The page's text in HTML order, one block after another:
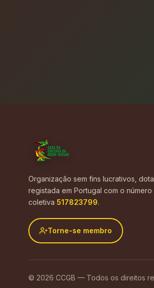
Organização sem fins lucrativos,
registada em Portugal com o
coletiva 517823799.
Torne-se membro
© 2026 CCGB — Todos os direitos